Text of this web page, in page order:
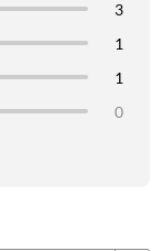
3
1
1
0